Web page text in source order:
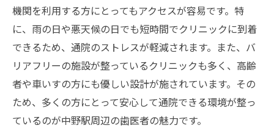
歯医者の選び方中野駅近くで信頼できるクリニ
ックの見つけ方
地元住民のリコメンド
オンライン検索のコツ
周辺のクリニックの比較
無料相談や初診カウンセリングの利用
機関を利用する方にとってもアクセスが容易です。特
に、雨の日や悪天候の日でも短時間でクリニックに到着
できるため、通院のストレスが軽減されます。また、バ
リアフリーの施設が整っているクリニックも多く、高齢
者や車いすの方にも優しい設計が施されています。その
ため、多くの方にとって安心して通院できる環境が整っ
ているのが中野駅周辺の歯医者の魅力です。